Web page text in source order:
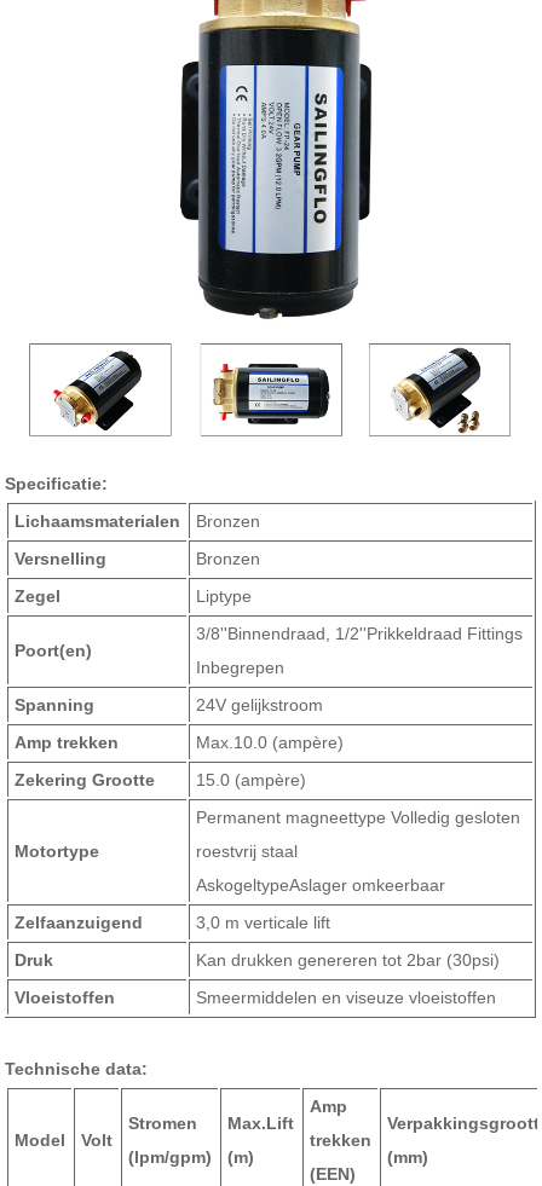
Specificatie:
Lichaamsmaterialen
Bronzen
Versnelling
Bronzen
Zegel
Liptype
Poort(en)
3/8''Binnendraad, 1/2''Prikkeldraad Fittings
Inbegrepen
Spanning
24V gelijkstroom
Amp trekken
Max.10.0 (ampère)
Zekering Grootte
15.0 (ampère)
Motortype
Permanent magneettype Volledig gesloten
roestvrij staal
AskogeltypeAslager omkeerbaar
Zelfaanzuigend
3,0 m verticale lift
Druk
Kan drukken genereren tot 2bar (30psi)
Vloeistoffen
Smeermiddelen en viseuze vloeistoffen
Technische data:
Model Volt
Stromen
(lpm/gpm)
Max.Lift
(m)
Amp
trekken
(EEN)
(mm)